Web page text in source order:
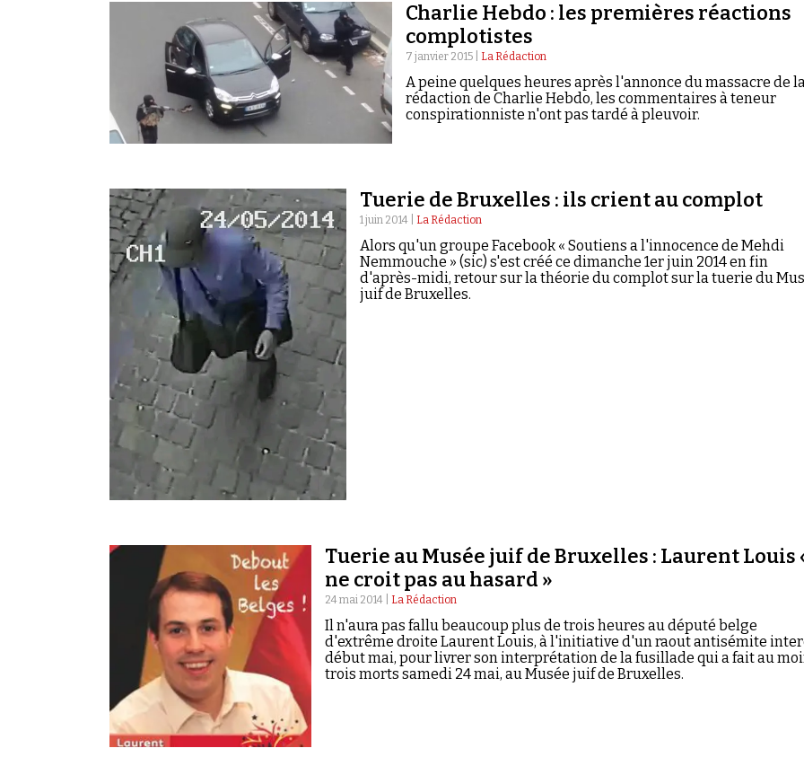
Charlie Hebdo : les premières réactions
complotistes
7 janvier 2015 | La Rédaction
A peine quelques heures après l'annonce du massacre de
rédaction de Charlie Hebdo, les commentaires à teneur
conspirationniste n'ont pas tardé à pleuvoir.
Tuerie de Bruxelles : ils crient au complot
1 juin 2014 | La Rédaction
Alors qu'un groupe Facebook « Soutiens a l'innocence de Mehdi
Nemmouche » (sic) s'est créé ce dimanche 1er juin 2014 en fin
d'après-midi, retour sur la théorie du complot sur la tuerie du
juif de Bruxelles.
Tuerie au Musée juif de Bruxelles : Laurent Louis
ne croit pas au hasard »
24 mai 2014 | La Rédaction
Il n'aura pas fallu beaucoup plus de trois heures au député belge
d'extrême droite Laurent Louis, à l'initiative d'un raout antisémite
début mai, pour livrer son interprétation de la fusillade qui a fait au
trois morts samedi 24 mai, au Musée juif de Bruxelles.